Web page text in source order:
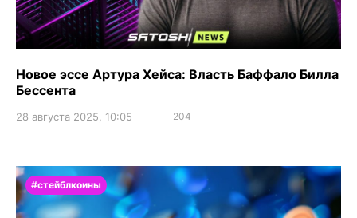
Новое эссе Артура Хейса: Власть Баффало Билла
Бессента
28 августа 2025, 10:05 204
#стейблкоины